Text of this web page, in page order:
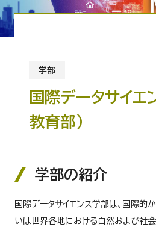
学部
国際データサイエ
教育部）
学部の紹介
国際データサイエンス学部は、国際的
いは世界各地における自然および社